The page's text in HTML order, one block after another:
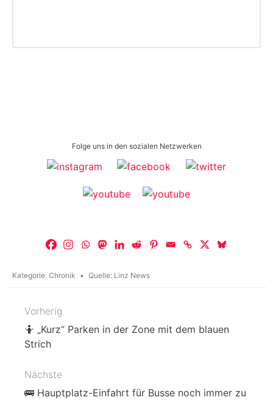
Folge uns in den sozialen Netzwerken
Kategorie: Chronik Quelle: Linz News
Beitragsnavigation
Vorherig
🤷 „Kurz“ Parken in der Zone mit dem blauen
Strich
Nächste
🚌 Hauptplatz-Einfahrt für Busse noch immer zu